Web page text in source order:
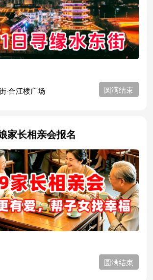
·合江楼广场 圆满结束
家长相亲会报名
圆满结束